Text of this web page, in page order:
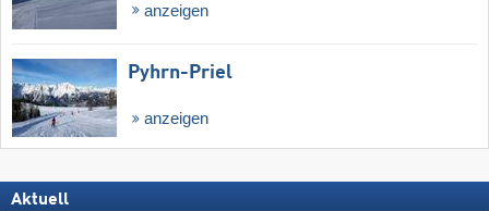
anzeigen
Pyhrn-Priel
anzeigen
Aktuell